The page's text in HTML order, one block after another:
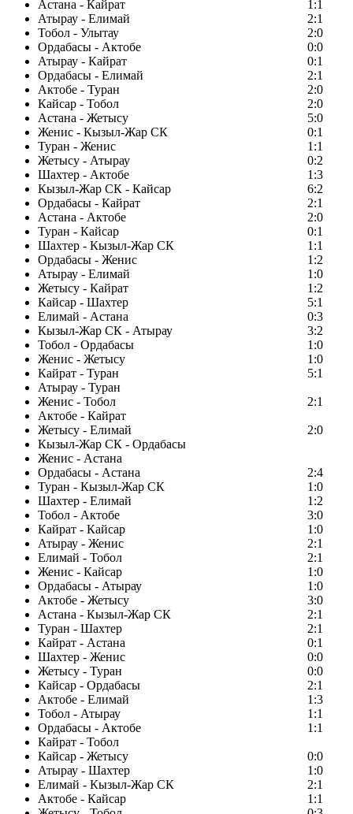
Астана - Кайрат
1:1
Атырау - Елимай
2:1
Тобол - Улытау
2:0
Ордабасы - Актобе
0:0
Атырау - Кайрат
0:1
Ордабасы - Елимай
2:1
Актобе - Туран
2:0
Кайсар - Тобол
2:0
Астана - Жетысу
5:0
Женис - Кызыл-Жар СК
0:1
Туран - Женис
1:1
Жетысу - Атырау
0:2
Шахтер - Актобе
1:3
Кызыл-Жар СК - Кайсар
6:2
Ордабасы - Кайрат
2:1
Астана - Актобе
2:0
Туран - Кайсар
0:1
Шахтер - Кызыл-Жар СК
1:1
Ордабасы - Женис
1:2
Атырау - Елимай
1:0
Жетысу - Кайрат
1:2
Кайсар - Шахтер
5:1
Елимай - Астана
0:3
Кызыл-Жар СК - Атырау
3:2
Тобол - Ордабасы
1:0
Женис - Жетысу
1:0
Кайрат - Туран
5:1
Атырау - Туран
Женис - Тобол
2:1
Актобе - Кайрат
Жетысу - Елимай
2:0
Кызыл-Жар СК - Ордабасы
Женис - Астана
Ордабасы - Астана
2:4
Туран - Кызыл-Жар СК
1:0
Шахтер - Елимай
1:2
Тобол - Актобе
3:0
Кайрат - Кайсар
1:0
Атырау - Женис
2:1
Елимай - Тобол
2:1
Женис - Кайсар
1:0
Ордабасы - Атырау
1:0
Актобе - Жетысу
3:0
Астана - Кызыл-Жар СК
2:1
Туран - Шахтер
2:1
Кайрат - Астана
0:1
Шахтер - Женис
0:0
Жетысу - Туран
0:0
Кайсар - Ордабасы
2:1
Актобе - Елимай
1:3
Тобол - Атырау
1:1
Ордабасы - Актобе
1:1
Кайрат - Тобол
Кайсар - Жетысу
0:0
Атырау - Шахтер
1:0
Елимай - Кызыл-Жар СК
2:1
Актобе - Кайсар
1:1